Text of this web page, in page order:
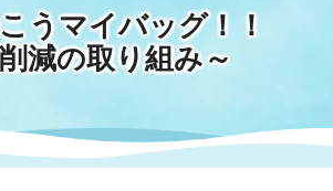
うマイバッグ！！
減の取り組み～